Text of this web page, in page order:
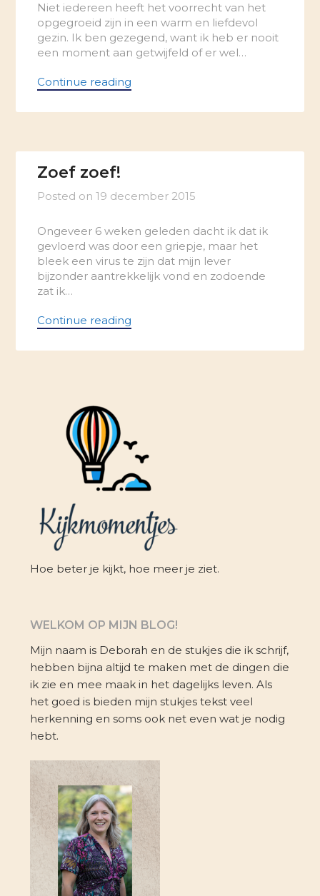
Niet iedereen heeft het voorrecht van het
opgegroeid zijn in een warm en liefdevol
gezin. Ik ben gezegend, want ik heb er nooit
een moment aan getwijfeld of er wel…
Continue reading
Zoef zoef!
Posted on19 december 2015
Ongeveer 6 weken geleden dacht ik dat ik
gevloerd was door een griepje, maar het
bleek een virus te zijn dat mijn lever
bijzonder aantrekkelijk vond en zodoende
zat ik…
Continue reading
Hoe beter je kijkt, hoe meer je ziet.
WELKOM OP MIJN BLOG!
Mijn naam is Deborah en de stukjes die ik schrijf,
hebben bijna altijd te maken met de dingen die
ik zie en mee maak in het dagelijks leven. Als
het goed is bieden mijn stukjes tekst veel
herkenning en soms ook net even wat je nodig
hebt.